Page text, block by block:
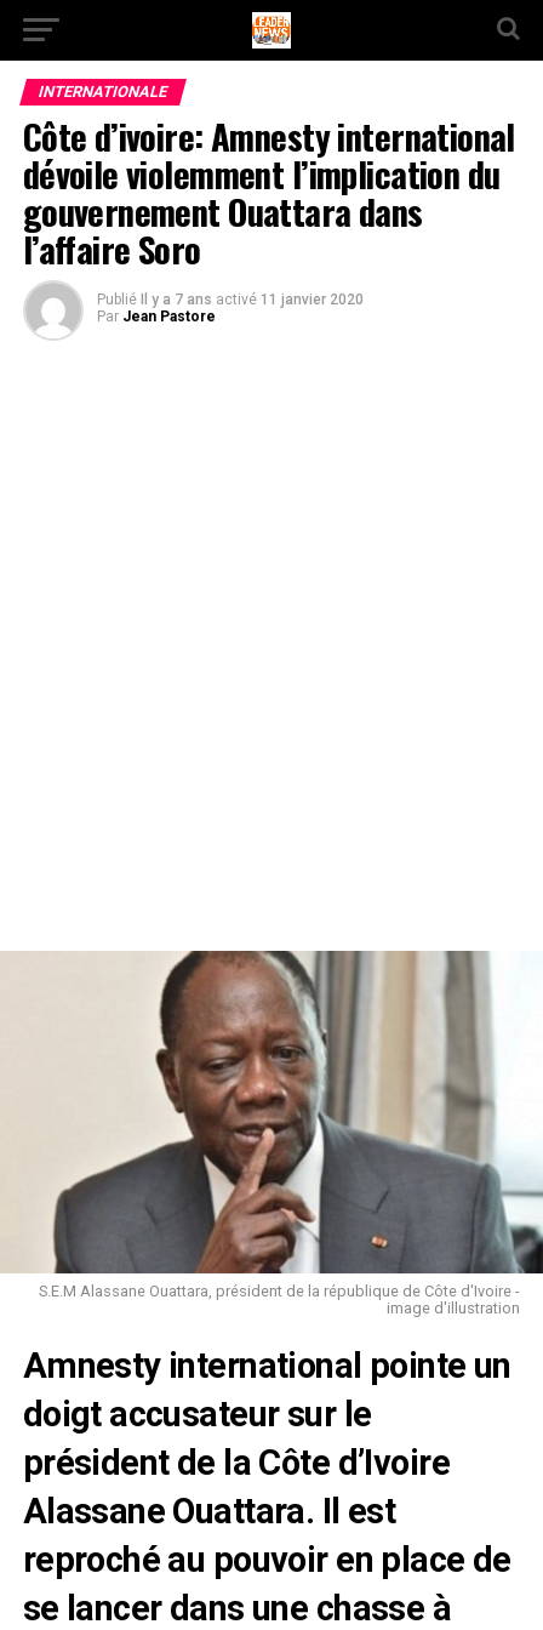
INTERNATIONALE
Côte d’ivoire: Amnesty international
dévoile violemment l’implication du
gouvernement Ouattara dans
l’affaire Soro
Publié Il y a 7 ans activé 11 janvier 2020
Par Jean Pastore
S.E.M Alassane Ouattara, président de la république de Côte d'Ivoire -
image d'illustration
Amnesty international pointe un
doigt accusateur sur le
président de la Côte d’Ivoire
Alassane Ouattara. Il est
reproché au pouvoir en place de
se lancer dans une chasse à